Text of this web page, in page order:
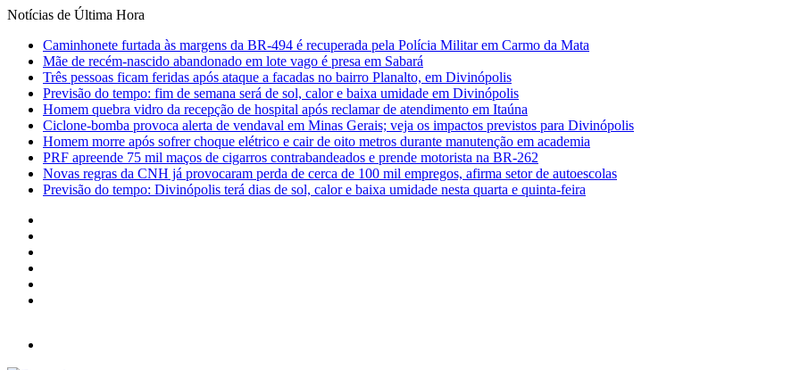
Notícias de Última Hora
Caminhonete furtada às margens da BR-494 é recuperada pela Polícia Militar em Carmo da Mata
Mãe de recém-nascido abandonado em lote vago é presa em Sabará
Três pessoas ficam feridas após ataque a facadas no bairro Planalto, em Divinópolis
Previsão do tempo: fim de semana será de sol, calor e baixa umidade em Divinópolis
Homem quebra vidro da recepção de hospital após reclamar de atendimento em Itaúna
Ciclone-bomba provoca alerta de vendaval em Minas Gerais; veja os impactos previstos para Divinópolis
Homem morre após sofrer choque elétrico e cair de oito metros durante manutenção em academia
PRF apreende 75 mil maços de cigarros contrabandeados e prende motorista na BR-262
Novas regras da CNH já provocaram perda de cerca de 100 mil empregos, afirma setor de autoescolas
Previsão do tempo: Divinópolis terá dias de sol, calor e baixa umidade nesta quarta e quinta-feira